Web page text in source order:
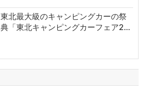
東北最大級のキャンピングカーの祭
典「東北キャンピングカーフェア2…